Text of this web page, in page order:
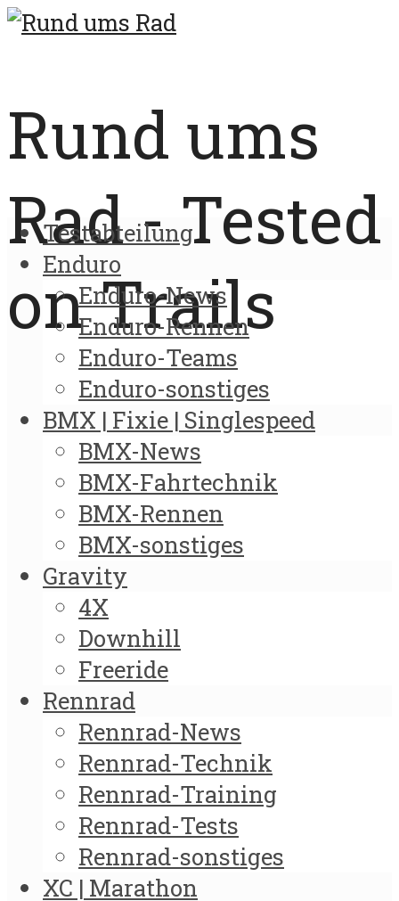
Rund ums
Rad - Tested
on Trails
Testabteilung
Enduro
Enduro-News
Enduro-Rennen
Enduro-Teams
Enduro-sonstiges
BMX | Fixie | Singlespeed
BMX-News
BMX-Fahrtechnik
BMX-Rennen
BMX-sonstiges
Gravity
4X
Downhill
Freeride
Rennrad
Rennrad-News
Rennrad-Technik
Rennrad-Training
Rennrad-Tests
Rennrad-sonstiges
XC | Marathon